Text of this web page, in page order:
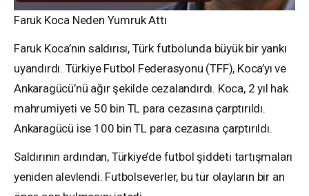
Faruk Koca Neden Yumruk Attı
Faruk Koca’nın saldırısı, Türk futbolunda büyük bir yankı
uyandırdı. Türkiye Futbol Federasyonu (TFF), Koca’yı ve
Ankaragücü’nü ağır şekilde cezalandırdı. Koca, 2 yıl hak
mahrumiyeti ve 50 bin TL para cezasına çarptırıldı.
Ankaragücü ise 100 bin TL para cezasına çarptırıldı.
Saldırının ardından, Türkiye’de futbol şiddeti tartışmaları
yeniden alevlendi. Futbolseverler, bu tür olayların bir an